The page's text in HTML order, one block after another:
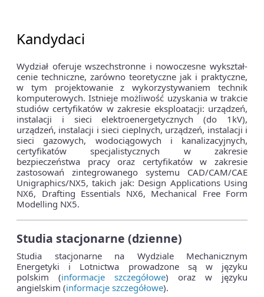
Kandydaci
Wydział oferuje wszechstronne i nowoczesne wykształ­
cenie techniczne, zarówno teoretyczne jak i praktyczne,
w tym projektowanie z wy­korzystywaniem technik
komputerowych. Istnieje możliwość uzyskania w trakcie
studiów certyfikatów w zakresie eks­ploatacji: urządzeń,
instalacji i sieci elektroenergetycznych (do 1kV),
urządzeń, instalacji i sieci cieplnych, urządzeń, instalacji i
sieci gazowych, wodociągowych i kanalizacyjnych,
certyfikatów specjalistycznych w zakresie
bezpieczeństwa pracy oraz certyfikatów w zakresie
zastosowań zintegrowanego systemu CAD/CAM/CAE
Unigraphics/NX5, takich jak: Design Applications Using
NX6, Drafting Essentials NX6, Mechanical Free Form
Modelling NX5.
Studia stacjonarne (dzienne)
Studia stacjonarne na Wydziale Mechanicznym
Energetyki i Lotnictwa prowadzone są w języku
polskim (informacje szczegółowe) oraz w języku
angielskim (informacje szczegółowe).